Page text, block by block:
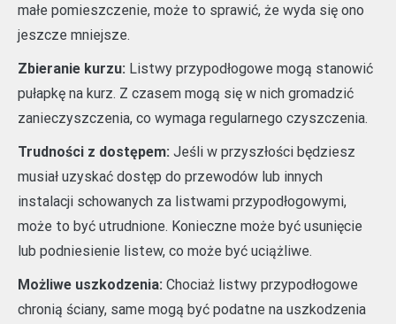
małe pomieszczenie, może to sprawić, że wyda się ono
jeszcze mniejsze.
Zbieranie kurzu: Listwy przypodłogowe mogą stanowić
pułapkę na kurz. Z czasem mogą się w nich gromadzić
zanieczyszczenia, co wymaga regularnego czyszczenia.
Trudności z dostępem: Jeśli w przyszłości będziesz
musiał uzyskać dostęp do przewodów lub innych
instalacji schowanych za listwami przypodłogowymi,
może to być utrudnione. Konieczne może być usunięcie
lub podniesienie listew, co może być uciążliwe.
Możliwe uszkodzenia: Chociaż listwy przypodłogowe
chronią ściany, same mogą być podatne na uszkodzenia